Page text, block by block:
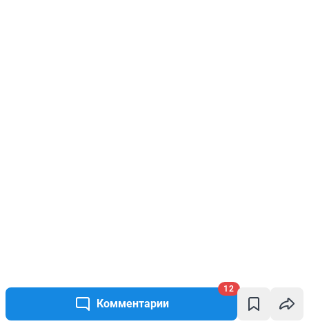
Комментарии
12